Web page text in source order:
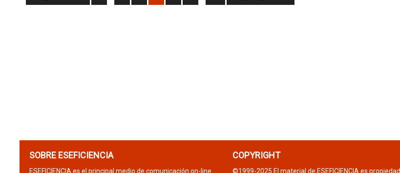
SOBRE ESEFICIENCIA
ESEFICIENCIA es el principal medio de comunicación on-line
COPYRIGHT
©1999-2025 El material de ESEFICIENCIA es propiedad